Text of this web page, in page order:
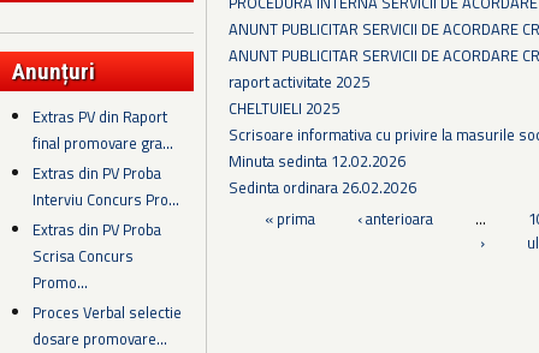
Anunțuri
Extras PV din Raport
final promovare gra...
Extras din PV Proba
Interviu Concurs Pro...
Extras din PV Proba
Scrisa Concurs
Promo...
Proces Verbal selectie
dosare promovare...
ANUNT PUBLICITAR SERVICII DE ACORDARE
ANUNT PUBLICITAR SERVICII DE ACORDARE
raport activitate 2025
CHELTUIELI 2025
Scrisoare informativa cu privire la masurile
Minuta sedinta 12.02.2026
Sedinta ordinara 26.02.2026
Pagini
« prima ‹ anterioara …
›